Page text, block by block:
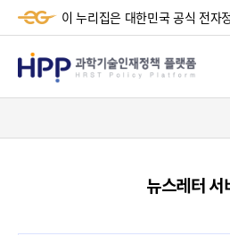
이 누리집은 대한민국 공식 전자
HPP
과
뉴스레터 서